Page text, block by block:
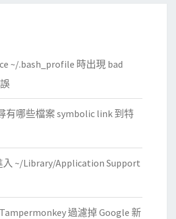
~/.bash_profile 時出現 bad
有哪些檔案 symbolic link 到特
入 ~/Library/Application Support
過濾掉 Google 新